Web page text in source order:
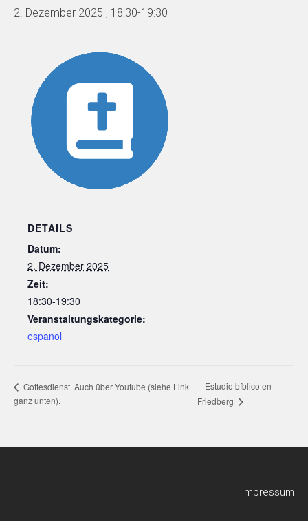
2. Dezember 2025 , 18:30-19:30
DETAILS
Datum:
2. Dezember 2025
Zeit:
18:30-19:30
Veranstaltungskategorie:
espanol
Gottesdienst. Auch über Youtube (siehe Link
ganz unten).
Estudio bíblico en
Friedberg
Impressum